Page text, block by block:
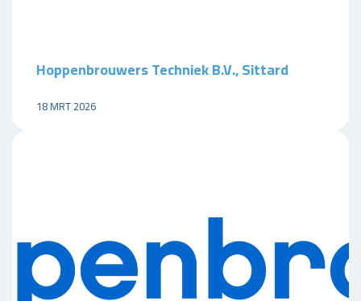
Hoppenbrouwers Techniek B.V., Sittard
18 MRT 2026